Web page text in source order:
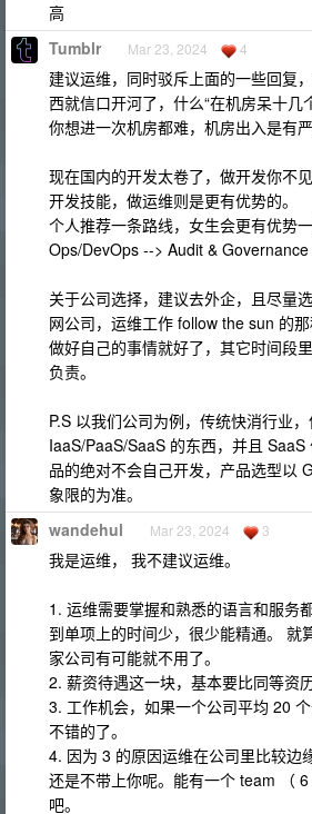
高
Tumblr Mar 23, 2024 4
建议运维，同时驳斥上面的一些回复
西就信口开河了，什么“在机房呆十几
你想进一次机房都难，机房出入是有
现在国内的开发太卷了，做开发你不
开发技能，做运维则是更有优势的。
个人推荐一条路线，女生会更有优势一
Ops/DevOps --> Audit &
关于公司选择，建议去外企，且尽量
网公司，运维工作 follow the sun 的
做好自己的事情就好了，其它时间段
负责。
P.S 以我们公司为例，传统快消行业
IaaS/PaaS/SaaS 的东西，并且
品的绝对不会自己开发，产品选型以
象限的为准。
wandehul Mar 23, 2024 3
我是运维， 我不建议运维。
1. 运维需要掌握和熟悉的语言和服务
到单项上的时间少，很少能精通。 就
家公司有可能就不用了。
2. 薪资待遇这一块，基本要比同等资
3. 工作机会，如果一个公司平均 20
不错的了。
4. 因为 3 的原因运维在公司里比较边
还是不带上你呢。能有一个 team （
吧。